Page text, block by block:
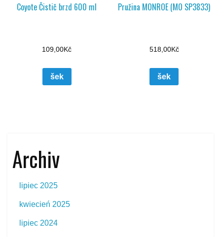
Coyote Čistič brzd 600 ml
109,00Kč
šek
Pružina MONROE (MO SP3833)
518,00Kč
šek
Archiv
lipiec 2025
kwiecień 2025
lipiec 2024